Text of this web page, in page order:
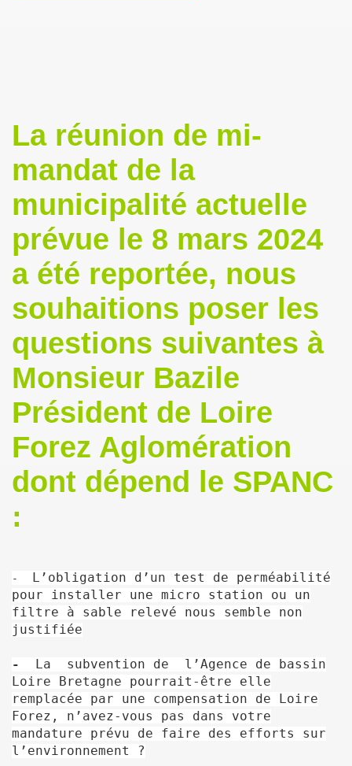
La réunion de mi-
mandat de la
municipalité actuelle
prévue le 8 mars 2024
a été reportée, nous
souhaitions poser les
questions suivantes à
Monsieur Bazile
Président de Loire
Forez Aglomération
dont dépend le SPANC
:
-
L’obligation d’un test de perméabilité
pour installer une micro station ou un
filtre à sable relevé nous semble non
justifiée
-
La subvention de l’Agence de bassin
Loire Bretagne pourrait-être elle
remplacée par une compensation de Loire
Forez, n’avez-vous pas dans votre
mandature prévu de faire des efforts sur
l’environnement ?